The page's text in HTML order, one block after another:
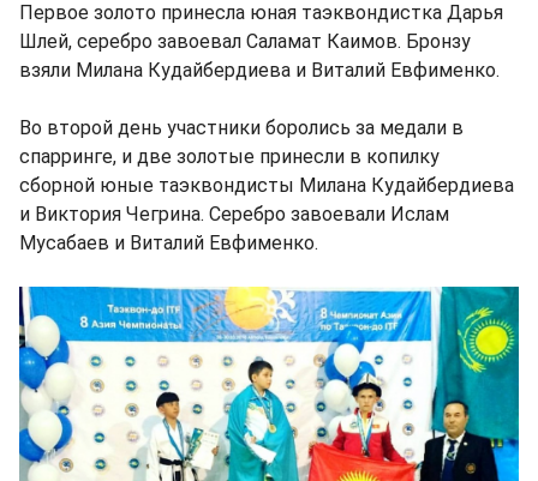
Первое золото принесла юная таэквондистка Дарья
Шлей, серебро завоевал Саламат Каимов. Бронзу
взяли Милана Кудайбердиева и Виталий Евфименко.
Во второй день участники боролись за медали в
спарринге, и две золотые принесли в копилку
сборной юные таэквондисты Милана Кудайбердиева
и Виктория Чегрина. Серебро завоевали Ислам
Мусабаев и Виталий Евфименко.